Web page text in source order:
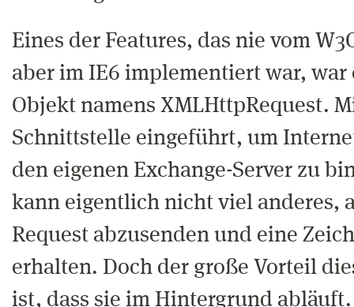
Eines der Features, das nie vom
aber im IE6 implementiert war, war
Objekt namens XMLHttpRequest.
Schnittstelle eingeführt, um
den eigenen Exchange-Server zu
kann eigentlich nicht viel anderes,
Request abzusenden und eine
erhalten. Doch der große Vorteil
ist, dass sie im Hintergrund abläuft.